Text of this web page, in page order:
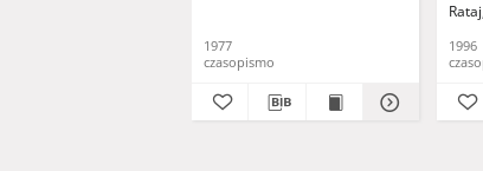
1977
czasopismo
1996